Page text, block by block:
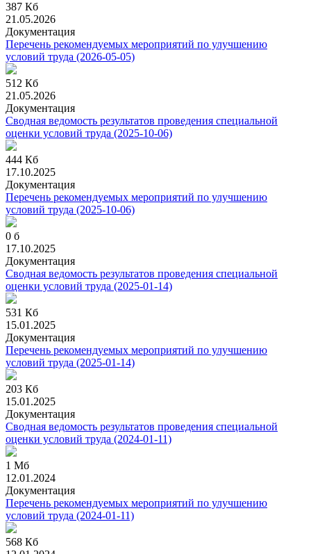
387 Кб
21.05.2026
Документация
Перечень рекомендуемых мероприятий по улучшению
условий труда (2026-05-05)
512 Кб
21.05.2026
Документация
Сводная ведомость результатов проведения специальной
оценки условий труда (2025-10-06)
444 Кб
17.10.2025
Документация
Перечень рекомендуемых мероприятий по улучшению
условий труда (2025-10-06)
0 б
17.10.2025
Документация
Сводная ведомость результатов проведения специальной
оценки условий труда (2025-01-14)
531 Кб
15.01.2025
Документация
Перечень рекомендуемых мероприятий по улучшению
условий труда (2025-01-14)
203 Кб
15.01.2025
Документация
Сводная ведомость результатов проведения специальной
оценки условий труда (2024-01-11)
1 Мб
12.01.2024
Документация
Перечень рекомендуемых мероприятий по улучшению
условий труда (2024-01-11)
568 Кб